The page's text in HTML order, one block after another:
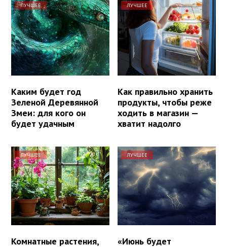
ЛУЧШЕЕ
Каким будет год
Зеленой Деревянной
Змеи: для кого он
будет удачным
ЛУЧШЕЕ
Как правильно хранить
продукты, чтобы реже
ходить в магазин —
хватит надолго
ЛУЧШЕЕ
Комнатные растения,
ЛУЧШЕЕ
«Июнь будет